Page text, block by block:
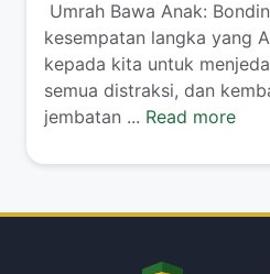
Umrah Bawa Anak:
kesempatan langka yang
kepada kita untuk
semua distraksi, dan
jembatan ... Read more